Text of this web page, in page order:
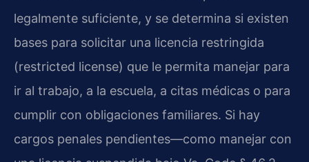
legalmente suficiente, y se determina si existen
bases para solicitar una licencia restringida
(restricted license) que le permita manejar para
ir al trabajo, a la escuela, a citas médicas o para
cumplir con obligaciones familiares. Si hay
cargos penales pendientes—como manejar con